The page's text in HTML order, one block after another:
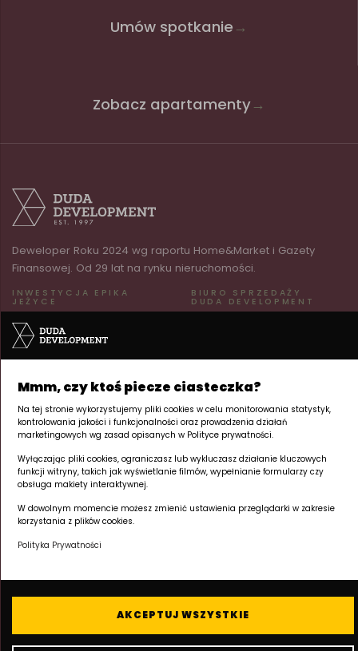
Mmm, czy ktoś piecze ciasteczka?
Na tej stronie wykorzystujemy pliki cookies w celu monitorowania statystyk,
kontrolowania jakości i funkcjonalności oraz prowadzenia działań
marketingowych wg zasad opisanych w Polityce prywatności.
Wyłączając pliki cookies, ograniczasz lub wykluczasz działanie kluczowych
funkcji witryny, takich jak wyświetlanie filmów, wypełnianie formularzy czy
obsługa makiety interaktywnej.
W dowolnym momencie możesz zmienić ustawienia przeglądarki w zakresie
korzystania z plików cookies.
Polityka Prywatności
AKCEPTUJ WSZYSTKIE
Umów spotkanie →
Zobacz apartamenty→
Deweloper Roku 2024 wg raportu Home&Market i Gazety
Finansowej. Od 29 lat na rynku nieruchomości.
INWESTYCJA EPIKA
JEŻYCE
ul. Kraszewskiego 26
60-519 Poznań | Jeżyce
Tu powstaje Twój
apartament inwestycyjny.
BIURO SPRZEDAŻY
DUDA DEVELOPMENT
pn–pt 8:00–17:00
+48 605 258 888
NA SKRÓTY
Lokalizacja
Deweloper
Kontakt
© 2026 Duda Development · Epika Jeżyce Polityka prywatności / RODO